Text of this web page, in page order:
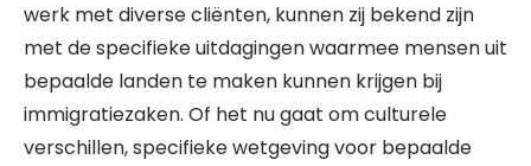
werk met diverse cliënten, kunnen zij bekend zijn
met de specifieke uitdagingen waarmee mensen uit
bepaalde landen te maken kunnen krijgen bij
immigratiezaken. Of het nu gaat om culturele
verschillen, specifieke wetgeving voor bepaalde